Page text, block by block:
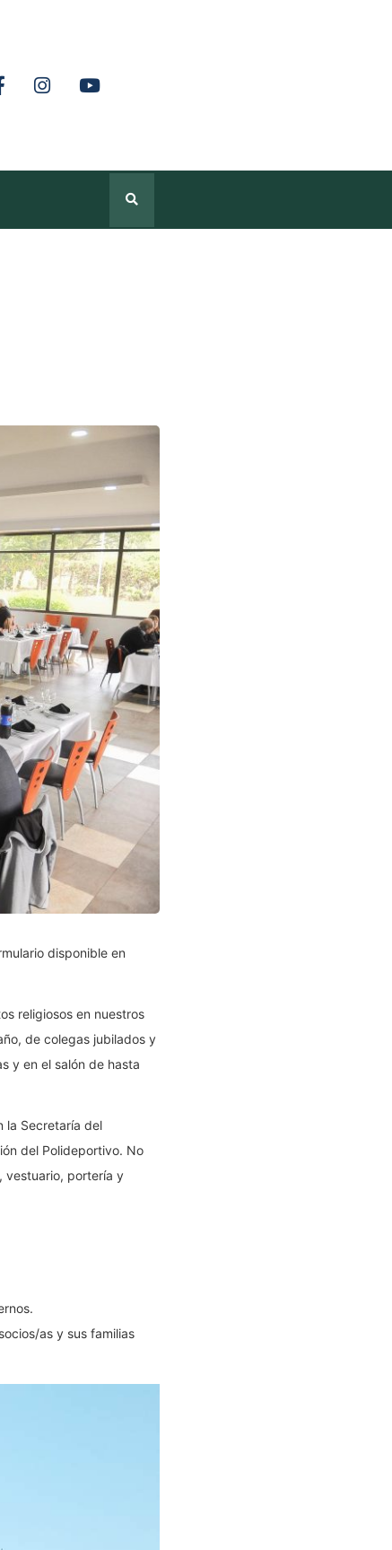
disponible en
religiosos en nuestros
de colegas jubilados y
y en el salón de hasta
la Secretaría del
del Polideportivo. No
vestuario, portería y
as y sus familias